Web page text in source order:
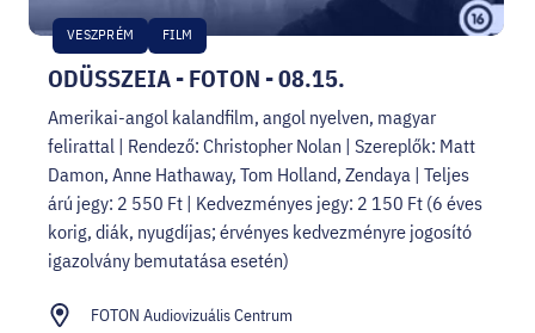
ODÜSSZEIA - FOTON - 08.15.
VESZPRÉM FILM
Amerikai-angol kalandfilm, angol nyelven, magyar
felirattal | Rendező: Christopher Nolan | Szereplők: Matt
Damon, Anne Hathaway, Tom Holland, Zendaya | Teljes
árú jegy: 2 550 Ft | Kedvezményes jegy: 2 150 Ft (6 éves
korig, diák, nyugdíjas; érvényes kedvezményre jogosító
igazolvány bemutatása esetén)
FOTON Audiovizuális Centrum